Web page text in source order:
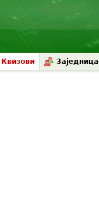
Квизови Заједница